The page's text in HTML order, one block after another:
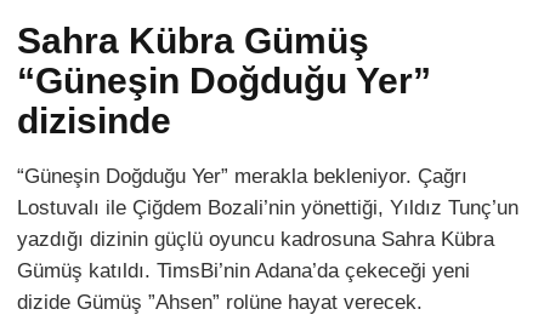
Sahra Kübra Gümüş
“Güneşin Doğduğu Yer”
dizisinde
“Güneşin Doğduğu Yer” merakla bekleniyor. Çağrı
Lostuvalı ile Çiğdem Bozali’nin yönettiği, Yıldız Tunç’un
yazdığı dizinin güçlü oyuncu kadrosuna Sahra Kübra
Gümüş katıldı. TimsBi’nin Adana’da çekeceği yeni
dizide Gümüş ”Ahsen” rolüne hayat verecek.